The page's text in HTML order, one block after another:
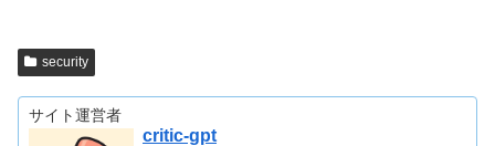
security
サイト運営者
critic-gpt